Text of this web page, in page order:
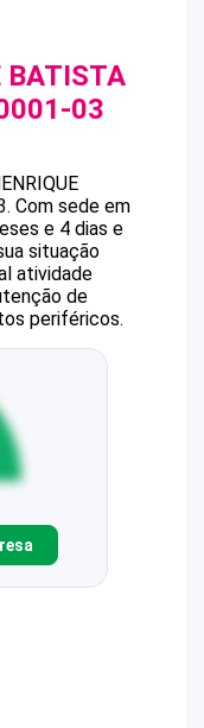
BATISTA
03
. Com sede em
e 4 dias e
situação
atividade
de
periféricos.